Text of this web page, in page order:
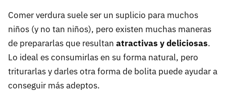
Comer verdura suele ser un suplicio para muchos
niños (y no tan niños), pero existen muchas maneras
de prepararlas que resultan atractivas y deliciosas.
Lo ideal es consumirlas en su forma natural, pero
triturarlas y darles otra forma de bolita puede ayudar a
conseguir más adeptos.